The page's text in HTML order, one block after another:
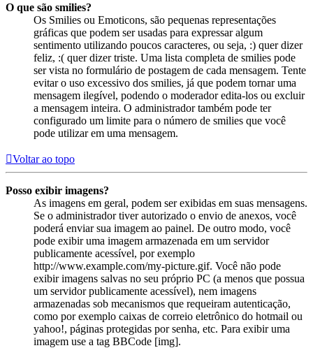
O que são smilies?
Os Smilies ou Emoticons, são pequenas representações
gráficas que podem ser usadas para expressar algum
sentimento utilizando poucos caracteres, ou seja, :) quer dizer
feliz, :( quer dizer triste. Uma lista completa de smilies pode
ser vista no formulário de postagem de cada mensagem. Tente
evitar o uso excessivo dos smilies, já que podem tornar uma
mensagem ilegível, podendo o moderador edita-los ou excluir
a mensagem inteira. O administrador também pode ter
configurado um limite para o número de smilies que você
pode utilizar em uma mensagem.
Voltar ao topo
Posso exibir imagens?
As imagens em geral, podem ser exibidas em suas mensagens.
Se o administrador tiver autorizado o envio de anexos, você
poderá enviar sua imagem ao painel. De outro modo, você
pode exibir uma imagem armazenada em um servidor
publicamente acessível, por exemplo
http://www.example.com/my-picture.gif. Você não pode
exibir imagens salvas no seu próprio PC (a menos que possua
um servidor publicamente acessível), nem imagens
armazenadas sob mecanismos que requeiram autenticação,
como por exemplo caixas de correio eletrônico do hotmail ou
yahoo!, páginas protegidas por senha, etc. Para exibir uma
imagem use a tag BBCode [img].